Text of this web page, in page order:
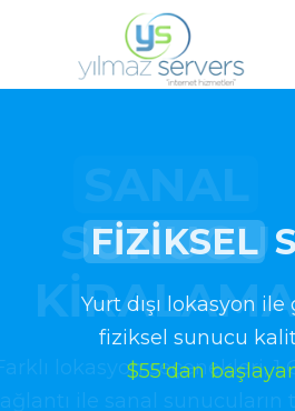
FIZIKSEL
Yurt dışı lokasyon ile
fiziksel sunucu
$55'dan